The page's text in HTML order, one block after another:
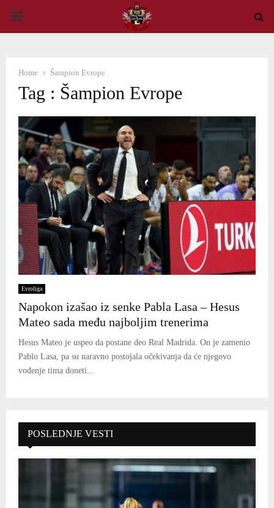
PRIMARY
Home Šampion Evrope
Tag : Šampion Evrope
Evroliga
Napokon izašao iz senke Pabla Lasa – Hesus
Mateo sada među najboljim trenerima
Hesus Mateo je uspeo da postane deo Real Madrida. On je zamenio
Pablo Lasa, pa su naravno postojala očekivanja da će njegovo
vođenje tima doneti...
POSLEDNJE VESTI